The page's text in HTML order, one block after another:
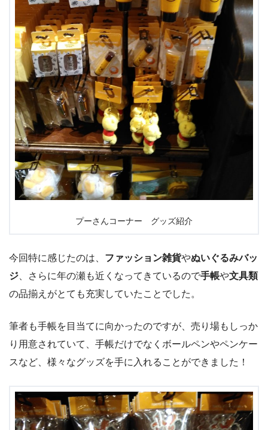
プーさんコーナー グッズ紹介
今回特に感じたのは、 ファッション雑貨やぬいぐるみバッ
ジ 、さらに年の瀬も近くなってきているので手帳や文具類
の品揃えがとても充実していたことでした。
筆者も手帳を目当てに向かったのですが、売り場もしっか
り用意されていて、手帳だけでなくボールペンやペンケー
スなど、様々なグッズを手に入れることができました！